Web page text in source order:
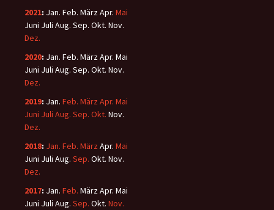
2021: Jan. Feb. MärzApr. Mai
Juni Juli Aug. Sep. Okt. Nov.
Dez.
2020: Jan. Feb. MärzApr. Mai
Juni Juli Aug. Sep. Okt. Nov.
Dez.
2019: Jan. Feb. März Apr. Mai
Juni Juli Aug. Sep. Okt. Nov.
Dez.
2018: Jan. Feb. März Apr. Mai
Juni Juli Aug. Sep. Okt. Nov.
Dez.
2017: Jan. Feb. MärzApr. Mai
Juni Juli Aug. Sep. Okt. Nov.